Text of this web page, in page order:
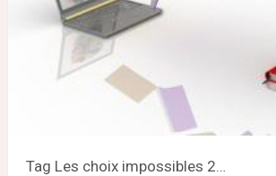
Tag Les choix impossibles 2…